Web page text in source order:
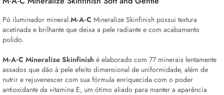
Pó iluminador mineral.M·A·C Mineralize Skinfinish possui textura
acetinada e brilhante que deixa a pele radiante e com acabamento
polido.
M·A·C Mineralize Skinfinish é elaborado com 77 minerais lentamente
assados que dão à pele efeito dimensional de uniformidade, além de
nutrir e rejuvenescer com sua fórmula enriquecida com o poder
antioxidante da vitamina E, um ótimo aliado para manter a aparência